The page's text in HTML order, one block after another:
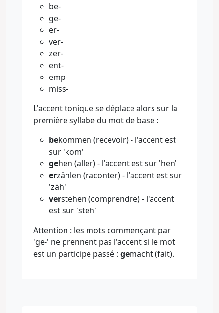
be-
ge-
er-
ver-
zer-
ent-
emp-
miss-
L'accent tonique se déplace alors sur la
première syllabe du mot de base :
bekommen (recevoir) - l'accent est
sur 'kom'
gehen (aller) - l'accent est sur 'hen'
erzählen (raconter) - l'accent est sur
'zäh'
verstehen (comprendre) - l'accent
est sur 'steh'
Attention : les mots commençant par
'ge-' ne prennent pas l'accent si le mot
est un participe passé : gemacht (fait).